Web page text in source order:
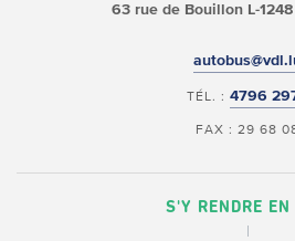
63 rue de BouillonL-
TÉL. : 4796
FAX : 29 68
S'Y RENDRE EN